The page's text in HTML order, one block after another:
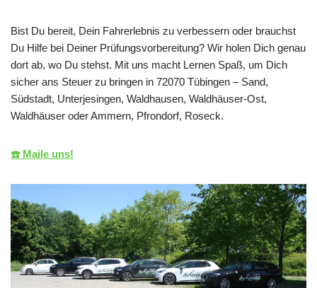
Bist Du bereit, Dein Fahrerlebnis zu verbessern oder brauchst
Du Hilfe bei Deiner Prüfungsvorbereitung? Wir holen Dich genau
dort ab, wo Du stehst. Mit uns macht Lernen Spaß, um Dich
sicher ans Steuer zu bringen in 72070 Tübingen – Sand,
Südstadt, Unterjesingen, Waldhausen, Waldhäuser-Ost,
Waldhäuser oder Ammern, Pfrondorf, Roseck.
☎️ Maile uns!